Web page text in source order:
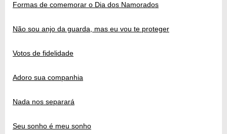
Formas de comemorar o Dia dos Namorados
Não sou anjo da guarda, mas eu vou te proteger
Votos de fidelidade
Adoro sua companhia
Nada nos separará
Seu sonho é meu sonho